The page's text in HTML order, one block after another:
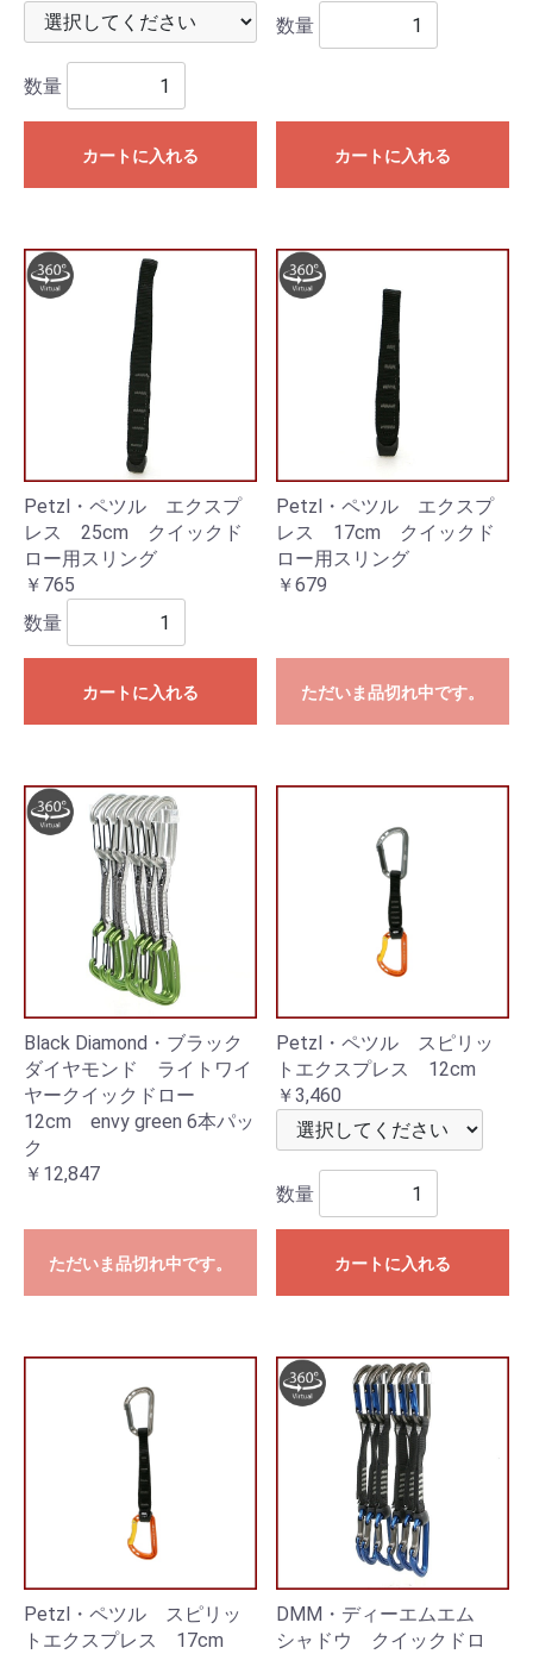
数量
カートに入れる
数量
カートに入れる
Petzl・ペツル エクスプ
レス 25cm クイックド
ロー用スリング
￥765
数量
カートに入れる
Petzl・ペツル エクスプ
レス 17cm クイックド
ロー用スリング
￥679
ただいま品切れ中です。
Black Diamond・ブラック
ダイヤモンド ライトワイ
ヤークイックドロー
12cm envy green 6本パッ
ク
￥12,847
ただいま品切れ中です。
Petzl・ペツル スピリッ
トエクスプレス 12cm
￥3,460
数量
カートに入れる
Petzl・ペツル スピリッ
トエクスプレス 17cm
DMM・ディーエムエム
シャドウ クイックドロ